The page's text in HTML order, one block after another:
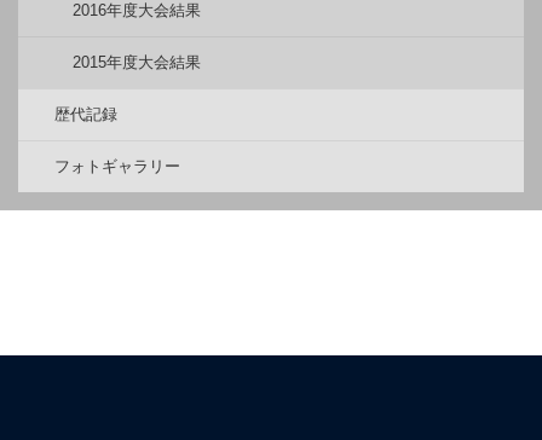
2016年度大会結果
2015年度大会結果
歴代記録
フォトギャラリー